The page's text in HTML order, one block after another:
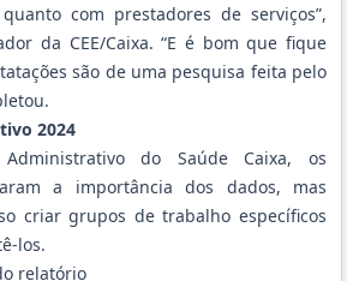
com prestadores de serviços”,
da CEE/Caixa. “E é bom que fique
são de uma pesquisa feita pelo
2024
Administrativo do Saúde Caixa, os
a importância dos dados, mas
criar grupos de trabalho específicos
los.
relatório